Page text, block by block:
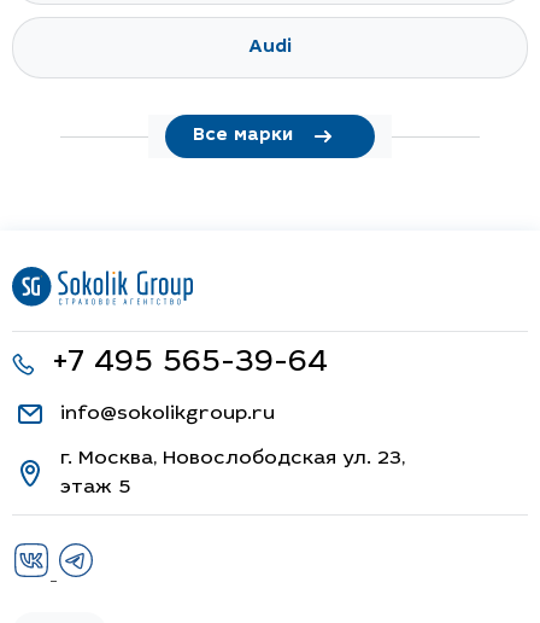
Audi
Все марки
+7 495 565-39-64
info@sokolikgroup.ru
г. Москва, Новослободская ул. 23,
этаж 5